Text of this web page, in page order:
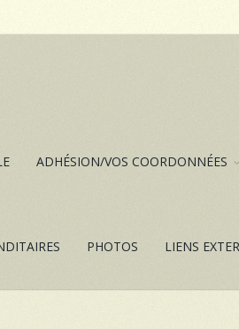
ADHÉSION/VOS COORDONNÉES
PHOTOS LIENS